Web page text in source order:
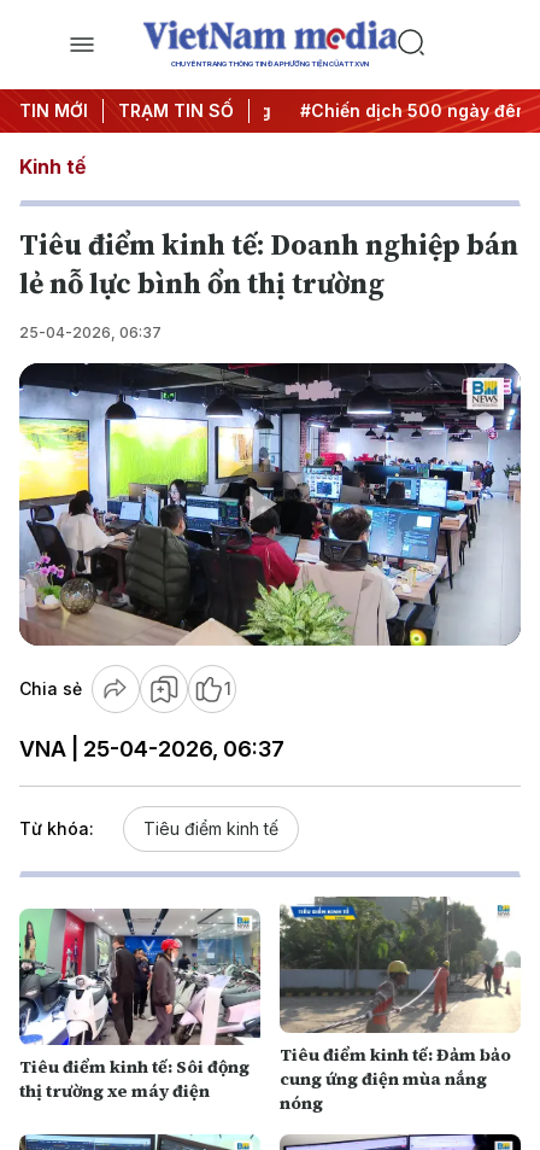
CHUYÊN TRANG THÔNG TIN ĐA PHƯƠNG TIỆN CỦA TTXVN
TIN MỚI TRẠM TIN SỐ
quyết thành hành động #Chiến dịch 500 ngày đêm
Kinh tế
Tiêu điểm kinh tế: Doanh nghiệp bán
lẻ nỗ lực bình ổn thị trường
25-04-2026, 06:37
Play
Video
Chia sẻ 1
VNA | 25-04-2026, 06:37
Từ khóa: Tiêu điểm kinh tế
Tiêu điểm kinh tế: Sôi động
thị trường xe máy điện
Tiêu điểm kinh tế: Đảm bảo
cung ứng điện mùa nắng
nóng